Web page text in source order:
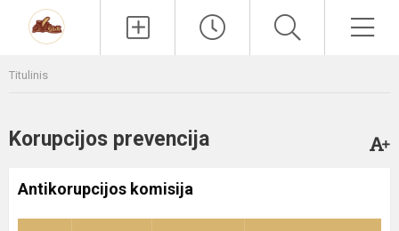
Titulinis
Korupcijos prevencija
Antikorupcijos komisija